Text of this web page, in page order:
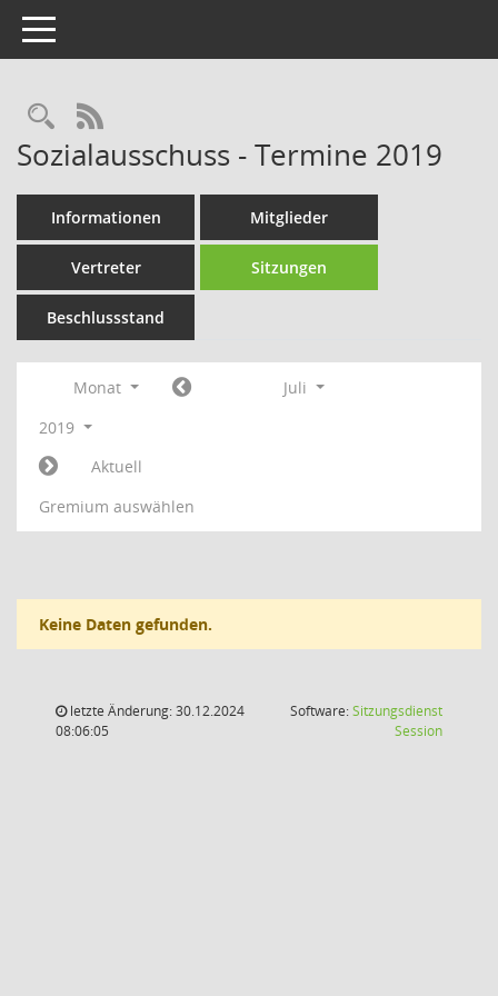
Toggle navigation
Rechercheauswahl
RSS-Feed
Sozialausschuss - Termine 2019
Informationen Mitglieder
Vertreter Sitzungen
Beschlussstand
Monat
Juli
2019
Aktuell
Gremium auswählen
Keine Daten gefunden.
letzte Änderung: 30.12.2024
08:06:05
Software:Sitzungsdienst
Session(Wird in